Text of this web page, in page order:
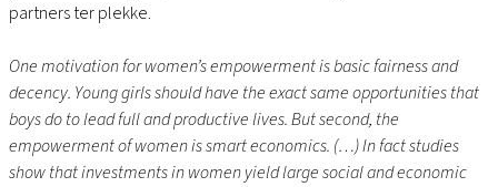
partners ter plekke.
One motivation for women’s empowerment is basic fairness and
decency. Young girls should have the exact same opportunities that
boys do to lead full and productive lives. But second, the
empowerment of women is smart economics. (…) In fact studies
show that investments in women yield large social and economic